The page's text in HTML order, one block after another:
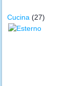
Cucina (27)